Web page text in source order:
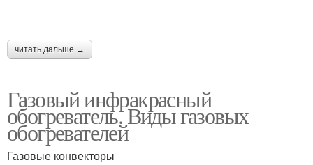
читать дальше →
Газовый инфракрасный
обогреватель. Виды газовых
обогревателей
Газовые конвекторы